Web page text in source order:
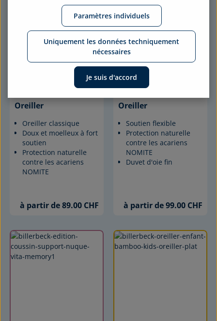
FLOCONS DE DUVET
Oreiller
Oreiller classique
Doux et moelleux à fort
soutien
Protection naturelle
contre les acariens
NOMITE
à partir de 89.00 CHF
FLOCONS DE DUVET
Oreiller
Soutien flexible
Protection naturelle
contre les acariens
NOMITE
Duvet d'oie fin
à partir de 99.00 CHF
Uniquement les données techniquement
nécessaires
Paramètres individuels
Je suis d'accord